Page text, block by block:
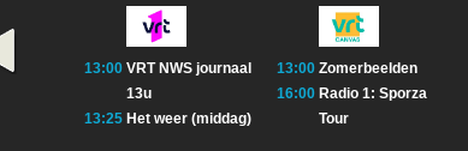
13:00 VRT NWS journaal
13u
13:25 Het weer (middag)
13:00 Zomerbeelden
16:00 Radio 1: Sporza
Tour